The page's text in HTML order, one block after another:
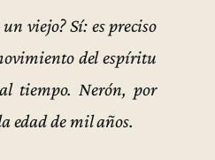
viejo? Sí: es preciso
del espíritu
tiempo. Nerón, por
edad de mil años.